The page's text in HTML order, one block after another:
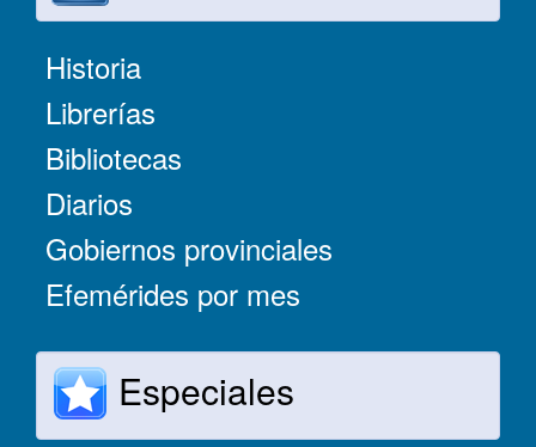
Historia
Librerías
Bibliotecas
Diarios
Gobiernos provinciales
Efemérides por mes
Especiales